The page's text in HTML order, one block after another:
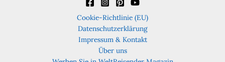
Cookie-Richtlinie (EU)
Datenschutzerklärung
Impressum & Kontakt
Über uns